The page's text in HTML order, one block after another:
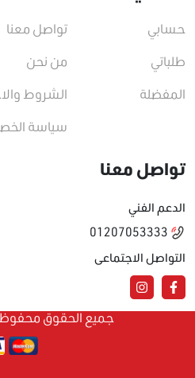
حسابي
طلباتي
المفضلة
تواصل معنا
من نحن
الشروط
سياسة
تواصل معنا
الدعم الفني
التواصل الاجتماعى
جميع الحقوق